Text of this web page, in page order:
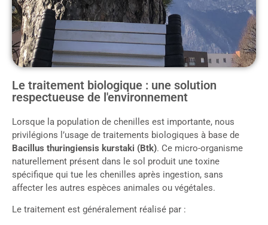
Le traitement biologique : une solution
respectueuse de l'environnement
Lorsque la population de chenilles est importante, nous
privilégions l’usage de traitements biologiques à base de
Bacillus thuringiensis kurstaki (Btk). Ce micro-organisme
naturellement présent dans le sol produit une toxine
spécifique qui tue les chenilles après ingestion, sans
affecter les autres espèces animales ou végétales.
Le traitement est généralement réalisé par :